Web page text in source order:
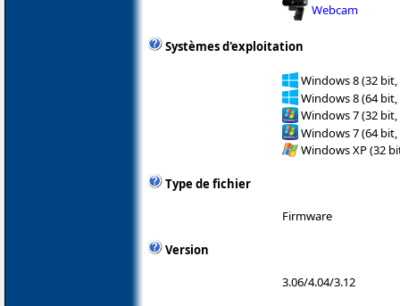
Webcam
Systèmes d'exploitation
Windows 8 (32 bit,
Windows 8 (64 bit,
Windows 7 (32 bit,
Windows 7 (64 bit,
Windows XP (32
Type de fichier
Firmware
Version
3.06/4.04/3.12